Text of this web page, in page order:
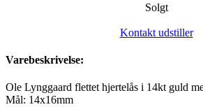
Solgt
Kontakt udstiller
Varebeskrivelse:
Ole Lynggaard flettet hjertelås i 14kt guld
Mål: 14x16mm